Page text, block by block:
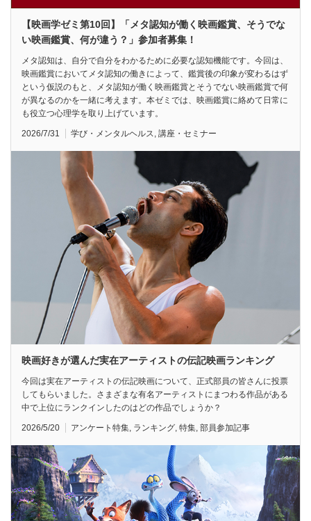
【映画学ゼミ第10回】「メタ認知が働く映画鑑賞、そうでな
い映画鑑賞、何が違う？」参加者募集！
メタ認知は、自分で自分をわかるために必要な認知機能です。今回は、
映画鑑賞においてメタ認知の働きによって、鑑賞後の印象が変わるはず
という仮説のもと、メタ認知が働く映画鑑賞とそうでない映画鑑賞で何
が異なるのかを一緒に考えます。本ゼミでは、映画鑑賞に絡めて日常に
も役立つ心理学を取り上げています。
2026/7/31 学び・メンタルヘルス, 講座・セミナー
映画好きが選んだ実在アーティストの伝記映画ランキング
今回は実在アーティストの伝記映画について、正式部員の皆さんに投票
してもらいました。さまざまな有名アーティストにまつわる作品がある
中で上位にランクインしたのはどの作品でしょうか？
2026/5/20 アンケート特集 ランキング 特集 部員参加記事